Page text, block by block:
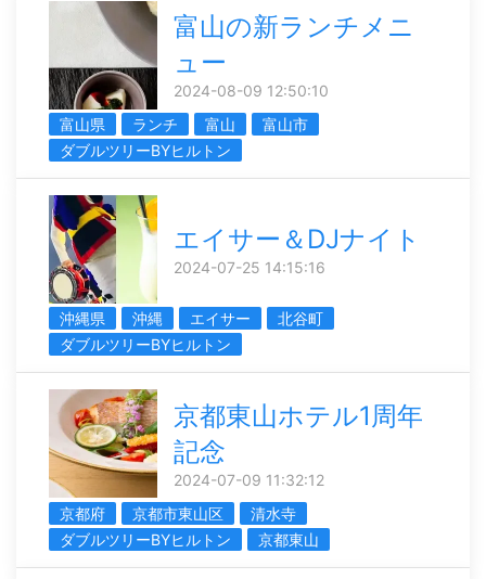
富山の新ランチメニ
ュー
2024-08-09 12:50:10
富山県
ランチ 富山
富山市
ダブルツリーBYヒルトン
エイサー＆DJナイト
2024-07-25 14:15:16
沖縄県 沖縄 エイサー
北谷町
ダブルツリーBYヒルトン
京都東山ホテル1周年
記念
2024-07-09 11:32:12
京都府
京都市東山区
清水寺
ダブルツリーBYヒルトン
京都東山